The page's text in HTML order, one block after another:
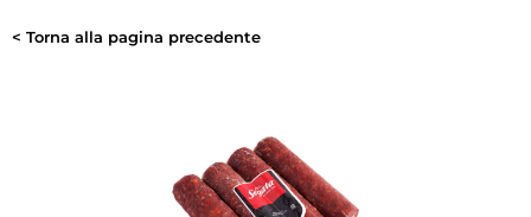
< Torna alla pagina precedente